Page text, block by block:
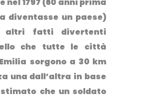
nel 1797 (60 anni prima
diventasse un paese)
altri fatti divertenti
che tutte le città
sorgono a 30 km
una dall’altra in base
che un soldato